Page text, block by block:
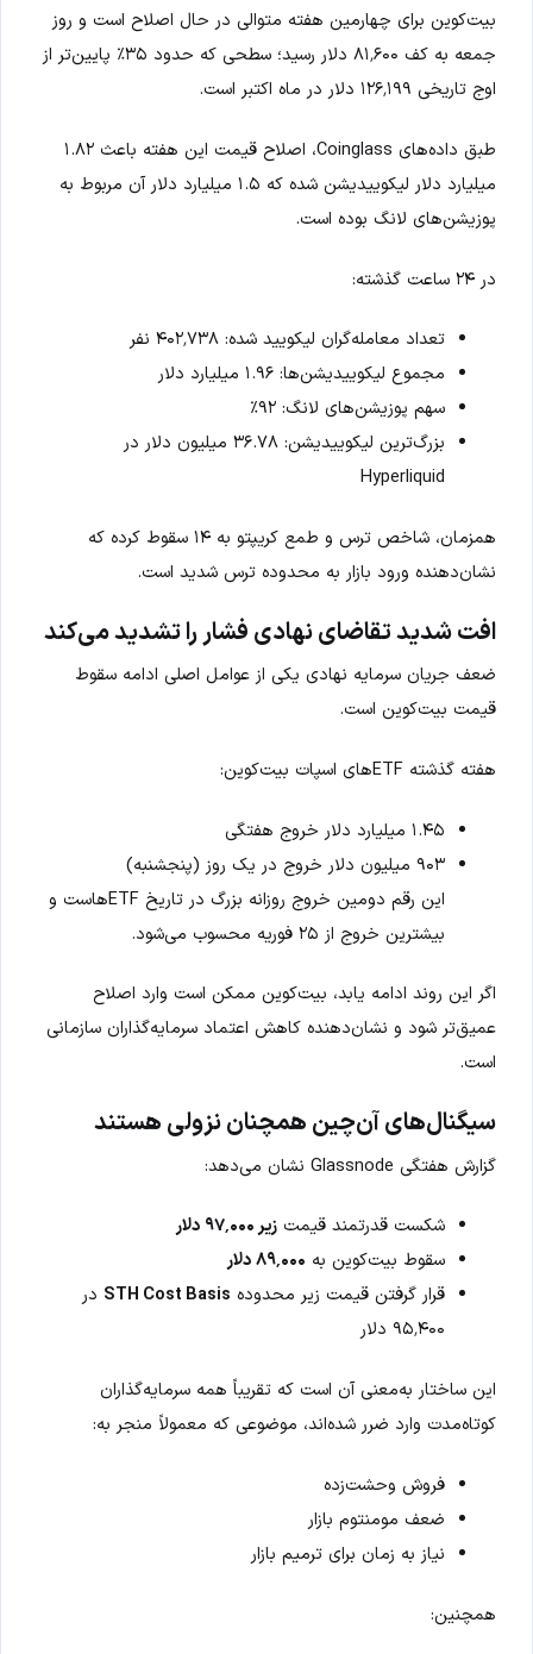
بیت‌کوین برای چهارمین هفته متوالی در حال اصلاح است و روز
جمعه به کف ۸۱٬۶۰۰ دلار رسید؛ سطحی که حدود ۳۵٪ پایین‌تر از
اوج تاریخی ۱۲۶٬۱۹۹ دلار در ماه اکتبر است.
طبق داده‌های Coinglass، اصلاح قیمت این هفته باعث ۱.۸۲
میلیارد دلار لیکوییدیشن شده که ۱.۵ میلیارد دلار آن مربوط به
پوزیشن‌های لانگ بوده است.
در ۲۴ ساعت گذشته:
تعداد معامله‌گران لیکویید شده: ۴۰۲٬۷۳۸ نفر
مجموع لیکوییدیشن‌ها: ۱.۹۶ میلیارد دلار
سهم پوزیشن‌های لانگ: ۹۲٪
بزرگ‌ترین لیکوییدیشن: ۳۶.۷۸ میلیون دلار در
Hyperliquid
همزمان، شاخص ترس و طمع کریپتو به ۱۴ سقوط کرده که
نشان‌دهنده ورود بازار به محدوده ترس شدید است.
افت شدید تقاضای نهادی فشار را تشدید می‌کند
ضعف جریان سرمایه نهادی یکی از عوامل اصلی ادامه سقوط
قیمت بیت‌کوین است.
هفته گذشته ETFهای اسپات بیت‌کوین:
۱.۴۵ میلیارد دلار خروج هفتگی
۹۰۳ میلیون دلار خروج در یک روز (پنجشنبه)
این رقم دومین خروج روزانه بزرگ در تاریخ ETFهاست و
بیشترین خروج از ۲۵ فوریه محسوب می‌شود.
اگر این روند ادامه یابد، بیت‌کوین ممکن است وارد اصلاح
عمیق‌تر شود و نشان‌دهنده کاهش اعتماد سرمایه‌گذاران سازمانی
است.
سیگنال‌های آن‌چین همچنان نزولی هستند
گزارش هفتگی Glassnode نشان می‌دهد:
شکست قدرتمند قیمتزیر ۹۷٬۰۰۰ دلار
سقوط بیت‌کوین به ۸۹٬۰۰۰ دلار
قرار گرفتن قیمت زیر محدوده STH Cost Basis در
۹۵٬۴۰۰ دلار
این ساختار به‌معنی آن است که تقریباً همه سرمایه‌گذاران
کوتاه‌مدت وارد ضرر شده‌اند، موضوعی که معمولاً منجر به:
فروش وحشت‌زده
ضعف مومنتوم بازار
نیاز به زمان برای ترمیم بازار
همچنین: